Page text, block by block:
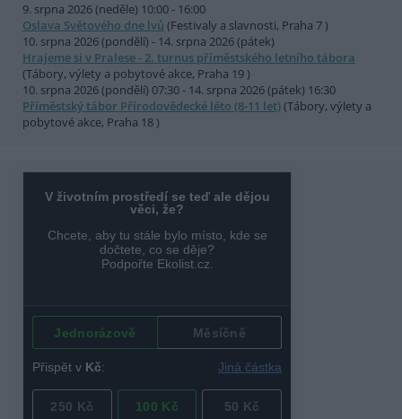
9. srpna 2026 (neděle) 10:00 - 16:00
Oslava Světového dne lvů (Festivaly a slavnosti, Praha 7 )
10. srpna 2026 (pondělí) - 14. srpna 2026 (pátek)
Hrajeme si v Pralese - 2. turnus příměstského letního tábora
(Tábory, výlety a pobytové akce, Praha 19 )
10. srpna 2026 (pondělí) 07:30 - 14. srpna 2026 (pátek) 16:30
Příměstský tábor Přírodovědecké léto (8-11 let)(Tábory, výlety a
pobytové akce, Praha 18 )